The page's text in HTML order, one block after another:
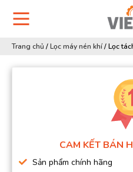
Trang chủ /Lọc máy nén khí/Lọc
CAM KẾT BÁN
Sản phẩm chính hãng